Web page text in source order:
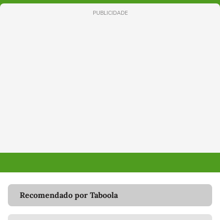
PUBLICIDADE
Recomendado por Taboola